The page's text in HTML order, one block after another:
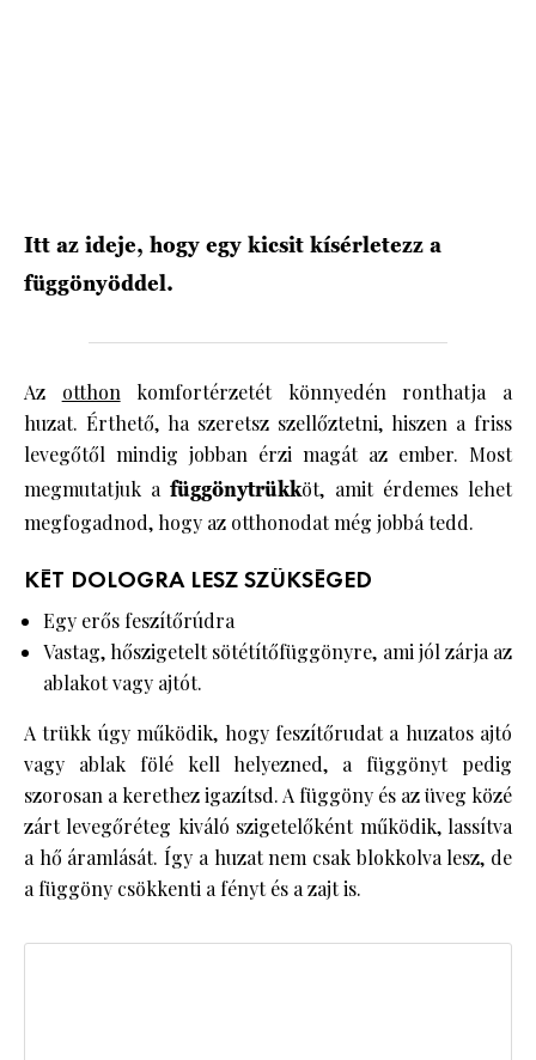
Itt az ideje, hogy egy kicsit kísérletezz a
függönyöddel.
Az otthonkomfortérzetét könnyedén ronthatja a
huzat. Érthető, ha szeretsz szellőztetni, hiszen a friss
levegőtől mindig jobban érzi magát az ember. Most
megmutatjuk afüggönytrükköt, amit érdemes lehet
megfogadnod, hogy az otthonodat még jobbá tedd.
KÉT DOLOGRA LESZ SZÜKSÉGED
Egy erős feszítőrúdra
Vastag, hőszigetelt sötétítőfüggönyre, ami jól zárja az
ablakot vagy ajtót.
A trükk úgy működik, hogy feszítőrudat a huzatos ajtó
vagy ablak fölé kell helyezned, a függönyt pedig
szorosan a kerethez igazítsd. A függöny és az üveg közé
zárt levegőréteg kiváló szigetelőként működik, lassítva
a hő áramlását. Így a huzat nem csak blokkolva lesz, de
a függöny csökkenti a fényt és a zajt is.